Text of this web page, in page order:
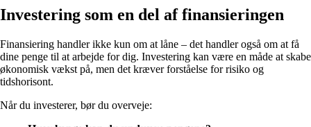
Investering som en del af finansieringen
Finansiering handler ikke kun om at låne – det handler også om at få
dine penge til at arbejde for dig. Investering kan være en måde at skabe
økonomisk vækst på, men det kræver forståelse for risiko og
tidshorisont.
Når du investerer, bør du overveje: